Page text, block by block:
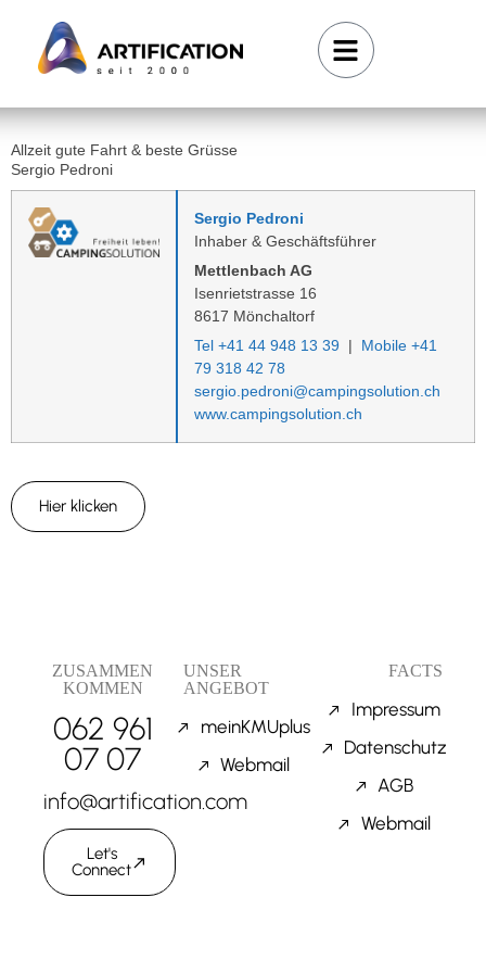
Allzeit gute Fahrt & beste Grüsse
Sergio Pedroni
Sergio Pedroni
Inhaber & Geschäftsführer
Mettlenbach AG
Isenrietstrasse 16
8617 Mönchaltorf
Tel +41 44 948 13 39
| Mobile +41
79 318 42 78
sergio.pedroni@campingsolution.ch
www.campingsolution.ch
Hier klicken
UNSER
ANGEBOT
meinKMUplus
Webmail
ZUSAMMEN
KOMMEN
062 961
07 07
info@artification.com
Let's
Connect
FACTS
Impressum
Datenschutz
AGB
Webmail